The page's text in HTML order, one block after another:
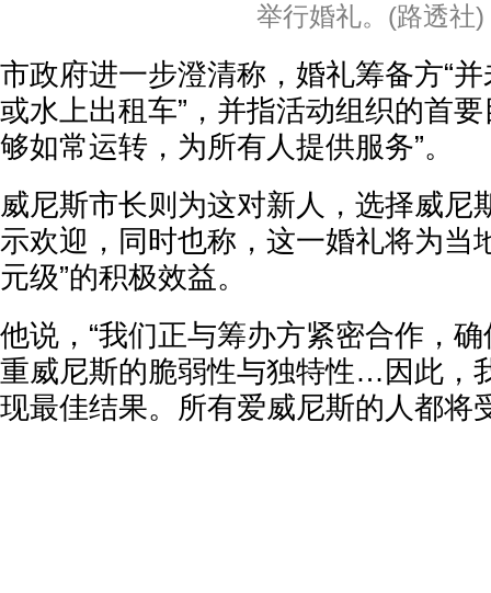
举行婚礼。(路透社)
市政府进一步澄清称，婚礼筹备方“
或水上出租车”，并指活动组织的首
够如常运转，为所有人提供服务”。
威尼斯市长则为这对新人，选择威尼
示欢迎，同时也称，这一婚礼将为当
元级”的积极效益。
他说，“我们正与筹办方紧密合作，
重威尼斯的脆弱性与独特性…因此，
现最佳结果。所有爱威尼斯的人都将